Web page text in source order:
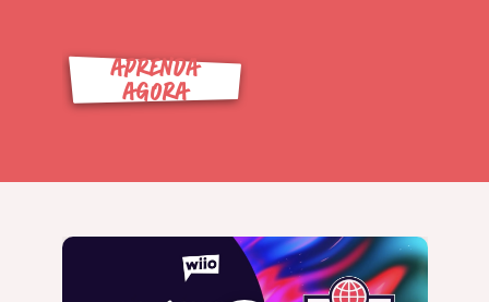
APRENDA
AGORA